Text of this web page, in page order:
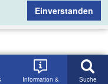
Information &
Suche
Einverstanden